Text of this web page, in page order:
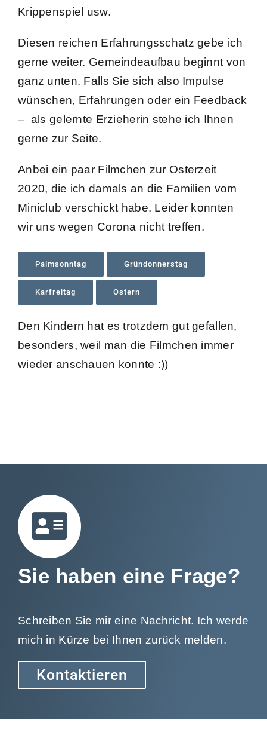
Krippenspiel usw.
Diesen reichen Erfahrungsschatz gebe ich
gerne weiter. Gemeindeaufbau beginnt von
ganz unten. Falls Sie sich also Impulse
wünschen, Erfahrungen oder ein Feedback
– als gelernte Erzieherin stehe ich Ihnen
gerne zur Seite.
Anbei ein paar Filmchen zur Osterzeit
2020, die ich damals an die Familien vom
Miniclub verschickt habe. Leider konnten
wir uns wegen Corona nicht treffen.
Palmsonntag Gründonnerstag
Karfreitag Ostern
Den Kindern hat es trotzdem gut gefallen,
besonders, weil man die Filmchen immer
wieder anschauen konnte :))
Sie haben eine Frage?
Schreiben Sie mir eine Nachricht. Ich werde
mich in Kürze bei Ihnen zurück melden.
Kontaktieren